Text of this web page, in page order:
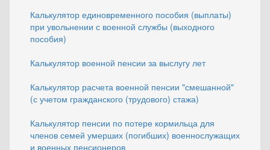
Калькулятор единовременного пособия (выплаты)
при увольнении с военной службы (выходного
пособия)
Калькулятор военной пенсии за выслугу лет
Калькулятор расчета военной пенсии "смешанной"
(с учетом гражданского (трудового) стажа)
Калькулятор пенсии по потере кормильца для
членов семей умерших (погибших) военнослужащих
и военных пенсионеров